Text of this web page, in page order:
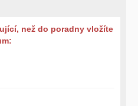
než do poradny vložíte